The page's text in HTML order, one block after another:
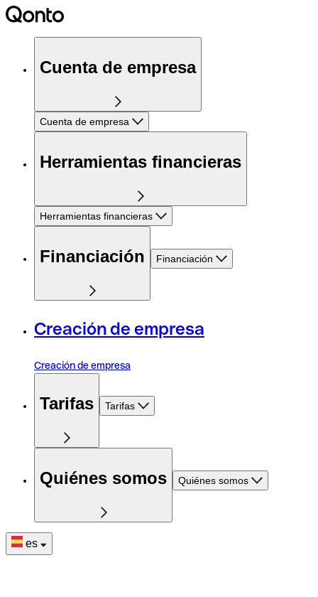
Cuenta de empresa
Cuenta de empresa
Herramientas financieras
Herramientas financieras
Financiación Financiación
Creación de empresa
Creación de empresa
Tarifas Tarifas
Quiénes somos Quiénes somos
es